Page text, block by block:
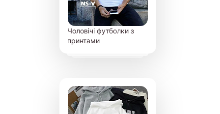
Чоловічі футболки з
принтами